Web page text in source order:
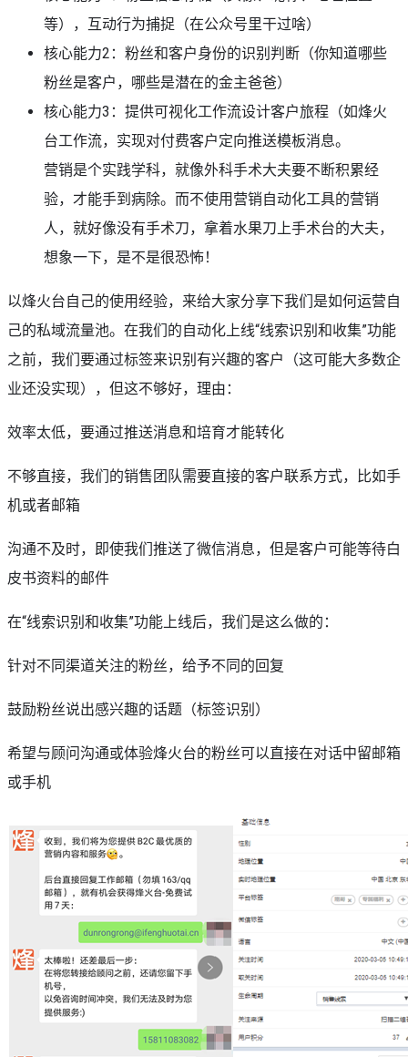
等），互动行为捕捉（在公众号里干过啥）
核心能力2：粉丝和客户身份的识别判断（你知道哪些
粉丝是客户，哪些是潜在的金主爸爸）
核心能力3：提供可视化工作流设计客户旅程（如烽火
台工作流，实现对付费客户定向推送模板消息。
营销是个实践学科，就像外科手术大夫要不断积累经
验，才能手到病除。而不使用营销自动化工具的营销
人，就好像没有手术刀，拿着水果刀上手术台的大夫，
想象一下，是不是很恐怖！
以烽火台自己的使用经验，来给大家分享下我们是如何运营自
己的私域流量池。在我们的自动化上线“线索识别和收集”功能
之前，我们要通过标签来识别有兴趣的客户（这可能大多数企
业还没实现），但这不够好，理由：
效率太低，要通过推送消息和培育才能转化
不够直接，我们的销售团队需要直接的客户联系方式，比如手
机或者邮箱
沟通不及时，即使我们推送了微信消息，但是客户可能等待白
皮书资料的邮件
在“线索识别和收集”功能上线后，我们是这么做的：
针对不同渠道关注的粉丝，给予不同的回复
鼓励粉丝说出感兴趣的话题（标签识别）
希望与顾问沟通或体验烽火台的粉丝可以直接在对话中留邮箱
或手机